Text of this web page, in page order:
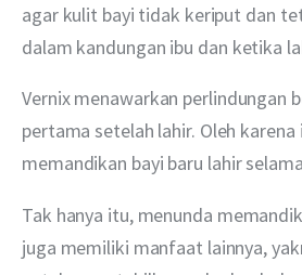
agar kulit bayi tidak keriput dan
dalam kandungan ibu dan ketika
Vernix menawarkan perlindungan
pertama setelah lahir. Oleh
memandikan bayi baru lahir
Tak hanya itu, menunda
juga memiliki manfaat lainnya,